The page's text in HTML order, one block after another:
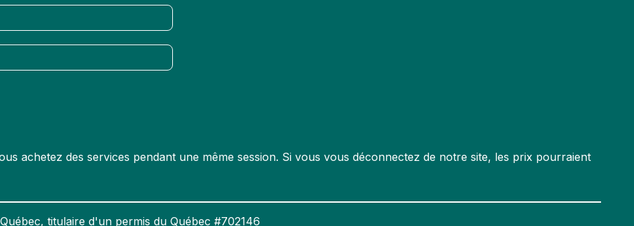
achetez des services pendant une même session. Si vous vous déconnectez de notre site, les prix pourraient
titulaire d'un permis du Québec #702146